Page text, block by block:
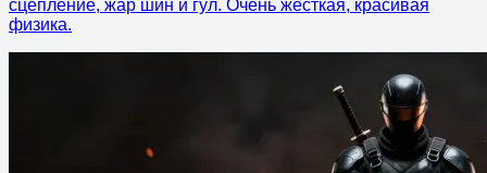
сцепление, жар шин и гул. Очень жёсткая, красивая
физика.